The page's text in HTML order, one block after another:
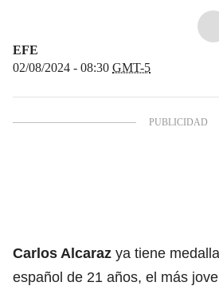
EFE
02/08/2024 - 08:30 GMT-5
Carlos Alcaraz ya tiene
español de 21 años, el más